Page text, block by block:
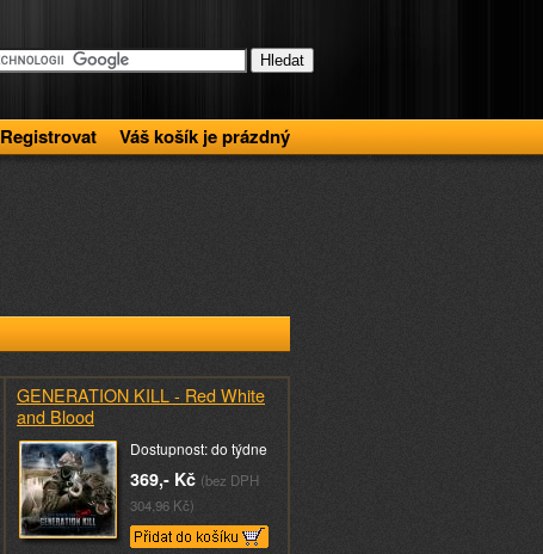
Registrovat Váš košík je prázdný
GENERATION KILL - Red White
and Blood
Dostupnost: do týdne
369,- Kč (bez DPH
304,96 Kč)